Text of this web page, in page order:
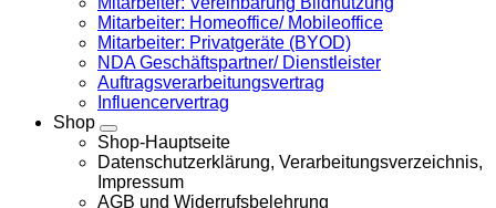
Mitarbeiter: Homeoffice/ Mobileoffice
Mitarbeiter: Privatgeräte (BYOD)
NDA Geschäftspartner/ Dienstleister
Auftragsverarbeitungsvertrag
Influencervertrag
Shop
Shop-Hauptseite
Datenschutzerklärung, Verarbeitungsverzeichnis,
Impressum
AGB und Widerrufsbelehrung